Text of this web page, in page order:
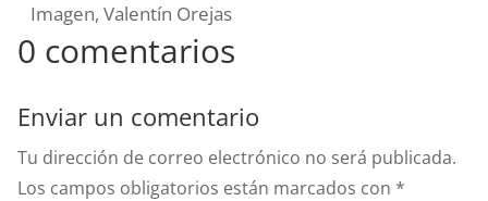
Imagen, Valentín Orejas
0 comentarios
Enviar un comentario
Tu dirección de correo electrónico no será publicada.
Los campos obligatorios están marcados con *